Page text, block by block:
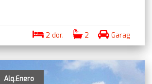
2 dor. 2 Garag
Alq.Enero